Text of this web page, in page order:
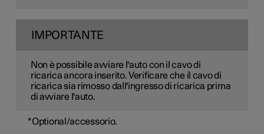
IMPORTANTE
Non è possibile avviare l'auto con il cavo di
ricarica ancora inserito. Verificare che il cavo di
ricarica sia rimosso dall'ingresso di ricarica prima
di avviare l'auto.
*Optional/accessorio.